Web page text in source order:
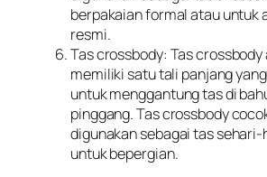
berpakaian formal atau untuk
resmi.
Tas crossbody: Tas
memiliki satu tali panjang
untuk menggantung tas di
pinggang. Tas crossbody
digunakan sebagai tas
untuk bepergian.